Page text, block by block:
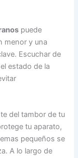
puede
menor y una
Escuchar de
estado de la
del tambor de tu
tu aparato,
pequeños se
A lo largo de